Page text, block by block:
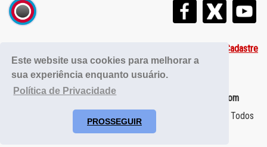
Este website usa cookies para melhorar a
sua experiência enquanto usuário.
Política de Privacidade
PROSSEGUIR
Cadastre
seu Site • Política de Privacidade
Comunicação de erro na página:
guiademidiabr@gmail.com
www.guiademidia.com.br
• O Seu Guia de Mídia da Internet ! Todos
os direitos reservado © • Guia de Mídia ®